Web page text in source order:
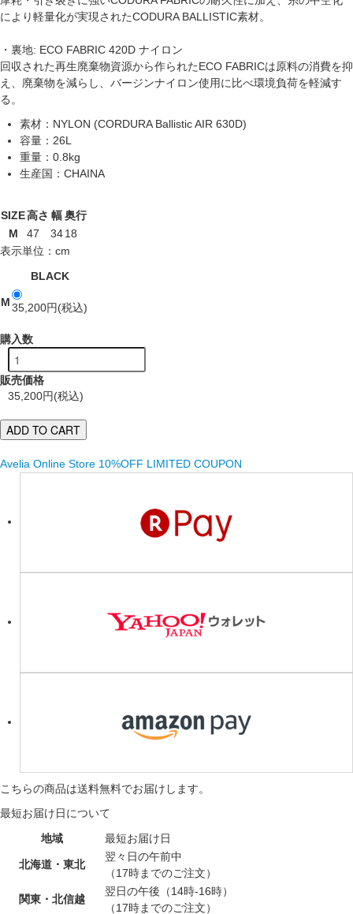
により軽量化が実現されたCODURA BALLISTIC素材。
・裏地: ECO FABRIC 420D ナイロン
回収された再生廃棄物資源から作られたECO FABRICは原料の消費を抑
え、廃棄物を減らし、バージンナイロン使用に比べ環境負荷を軽減す
る。
素材 ：NYLON (CORDURA Ballistic AIR 630D)
容量 ：26L
重量 ：0.8kg
生産国 ：CHAINA
SIZE高さ 幅奥行
M
47 3418
表示単位：cm
BLACK
M35,200円(税込)
購入数
販売価格
35,200円(税込)
Avelia Online Store 10%OFF LIMITED COUPON
こちらの商品は送料無料でお届けします。
最短お届け日について
地域
最短お届け日
北海道・東北
翌々日の午前中
（17時までのご注文）
関東・北信越
翌日の午後（14時-16時）
（17時までのご注文）